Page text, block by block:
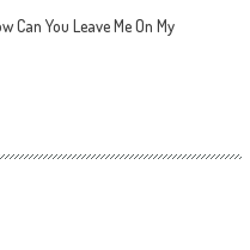
Can You Leave Me On My